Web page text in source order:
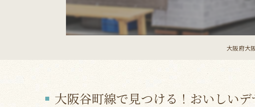
大阪府大
大阪谷町線で見つける！おいしい